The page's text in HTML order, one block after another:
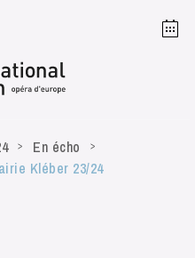
En écho
Kléber 23/24